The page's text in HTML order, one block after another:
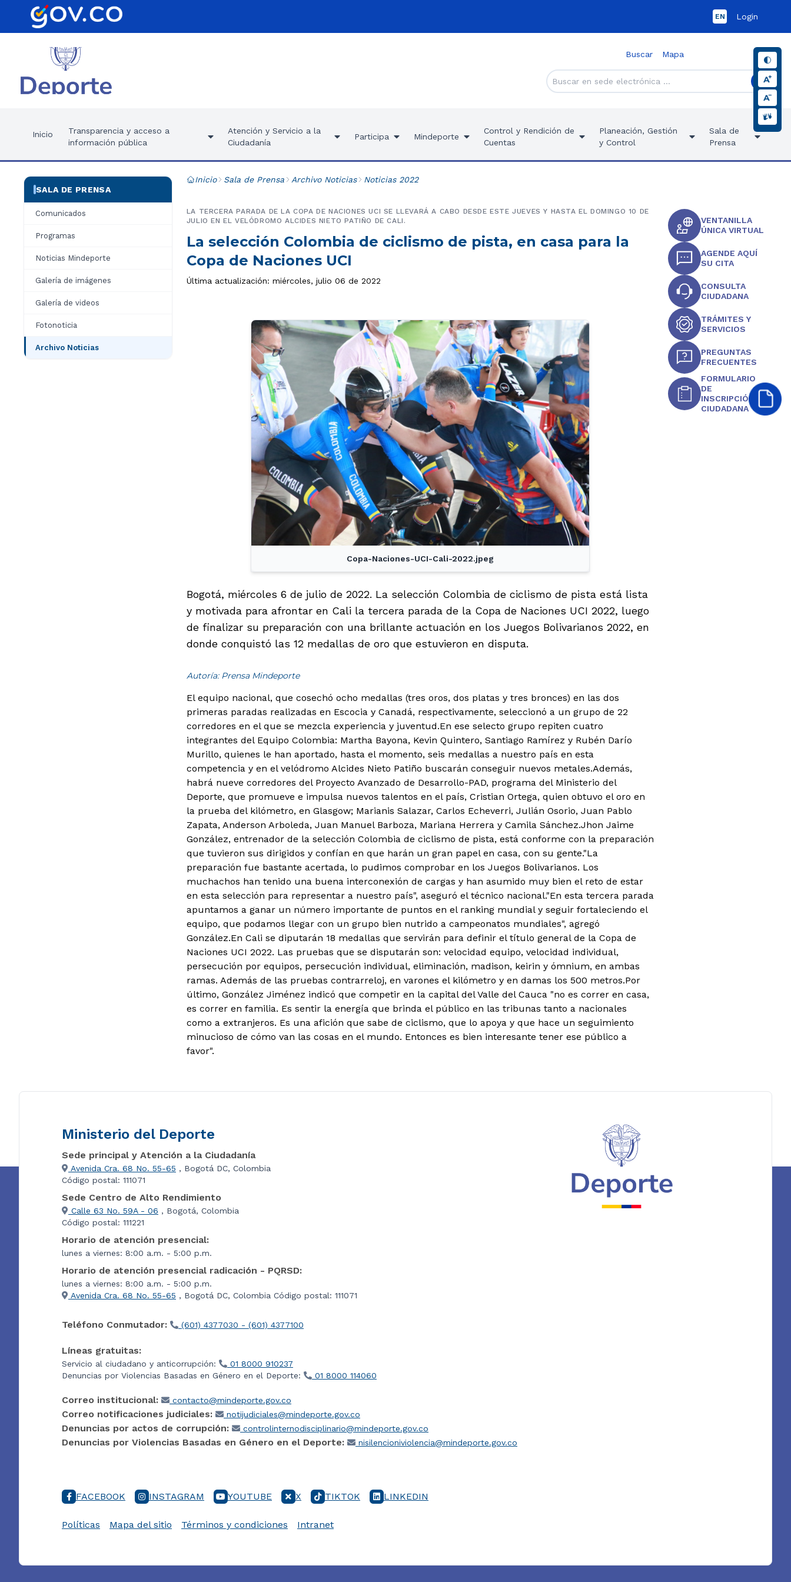
EN Login
Buscar Mapa
Inicio
Transparencia y acceso a
información pública
Atención y Servicio a la
Ciudadanía
Participa Mindeporte
Control y Rendición de
Cuentas
Planeación, Gestión
y Control
Sala de
Prensa
SALA DE PRENSA
Comunicados
Programas
Noticias Mindeporte
Galería de imágenes
Galería de videos
Fotonoticia
Archivo Noticias
Inicio Sala de Prensa Archivo Noticias Noticias 2022
La selección Colombia de ciclismo de pista, en casa para la
Copa de Naciones UCI
LA TERCERA PARADA DE LA COPA DE NACIONES UCI SE LLEVARÁ A CABO DESDE ESTE JUEVES Y HASTA EL DOMINGO 10 DE
JULIO EN EL VELÓDROMO ALCIDES NIETO PATIÑO DE CALI.
Última actualización: miércoles, julio 06 de 2022
Copa-Naciones-UCI-Cali-2022.jpeg
Bogotá, miércoles 6 de julio de 2022. La selección Colombia de ciclismo de pista está lista
y motivada para afrontar en Cali la tercera parada de la Copa de Naciones UCI 2022, luego
de finalizar su preparación con una brillante actuación en los Juegos Bolivarianos 2022, en
donde conquistó las 12 medallas de oro que estuvieron en disputa.
Autoría: Prensa Mindeporte
El equipo nacional, que cosechó ocho medallas (tres oros, dos platas y tres bronces) en las dos
primeras paradas realizadas en Escocia y Canadá, respectivamente, seleccionó a un grupo de 22
corredores en el que se mezcla experiencia y juventud.En ese selecto grupo repiten cuatro
integrantes del Equipo Colombia: Martha Bayona, Kevin Quintero, Santiago Ramírez y Rubén Darío
Murillo, quienes le han aportado, hasta el momento, seis medallas a nuestro país en esta
competencia y en el velódromo Alcides Nieto Patiño buscarán conseguir nuevos metales.Además,
habrá nueve corredores del Proyecto Avanzado de Desarrollo-PAD, programa del Ministerio del
Deporte, que promueve e impulsa nuevos talentos en el país, Cristian Ortega, quien obtuvo el oro en
la prueba del kilómetro, en Glasgow; Marianis Salazar, Carlos Echeverri, Julián Osorio, Juan Pablo
Zapata, Anderson Arboleda, Juan Manuel Barboza, Mariana Herrera y Camila Sánchez.Jhon Jaime
González, entrenador de la selección Colombia de ciclismo de pista, está conforme con la preparación
que tuvieron sus dirigidos y confían en que harán un gran papel en casa, con su gente."La
preparación fue bastante acertada, lo pudimos comprobar en los Juegos Bolivarianos. Los
muchachos han tenido una buena interconexión de cargas y han asumido muy bien el reto de estar
en esta selección para representar a nuestro país", aseguró el técnico nacional."En esta tercera parada
apuntamos a ganar un número importante de puntos en el ranking mundial y seguir fortaleciendo el
equipo, que podamos llegar con un grupo bien nutrido a campeonatos mundiales", agregó
González.En Cali se diputarán 18 medallas que servirán para definir el título general de la Copa de
Naciones UCI 2022. Las pruebas que se disputarán son: velocidad equipo, velocidad individual,
persecución por equipos, persecución individual, eliminación, madison, keirin y ómnium, en ambas
ramas. Además de las pruebas contrarreloj, en varones el kilómetro y en damas los 500 metros.Por
último, González Jiménez indicó que competir en la capital del Valle del Cauca "no es correr en casa,
es correr en familia. Es sentir la energía que brinda el público en las tribunas tanto a nacionales
como a extranjeros. Es una afición que sabe de ciclismo, que lo apoya y que hace un seguimiento
minucioso de cómo van las cosas en el mundo. Entonces es bien interesante tener ese público a
favor".
VENTANILLA
ÚNICA VIRTUAL
AGENDE AQUÍ
SU CITA
CONSULTA
CIUDADANA
TRÁMITES Y
SERVICIOS
PREGUNTAS
FRECUENTES
FORMULARIO
DE
INSCRIPCIÓN
CIUDADANA
Ministerio del Deporte
Sede principal y Atención a la Ciudadanía
Avenida Cra. 68 No. 55-65 , Bogotá DC, Colombia
Código postal: 111071
Sede Centro de Alto Rendimiento
Calle 63 No. 59A - 06 , Bogotá, Colombia
Código postal: 111221
Horario de atención presencial:
lunes a viernes: 8:00 a.m. - 5:00 p.m.
Horario de atención presencial radicación - PQRSD:
lunes a viernes: 8:00 a.m. - 5:00 p.m.
Avenida Cra. 68 No. 55-65 , Bogotá DC, Colombia Código postal: 111071
Teléfono Conmutador: (601) 4377030 - (601) 4377100
Líneas gratuitas:
Servicio al ciudadano y anticorrupción:
01 8000 910237
Denuncias por Violencias Basadas en Género en el Deporte:
01 8000 114060
Correo institucional: contacto@mindeporte.gov.co
Correo notificaciones judiciales: notijudiciales@mindeporte.gov.co
Denuncias por actos de corrupción: controlinternodisciplinario@mindeporte.gov.co
Denuncias por Violencias Basadas en Género en el Deporte: nisilencioniviolencia@mindeporte.gov.co
FACEBOOK INSTAGRAM YOUTUBE X TIKTOK LINKEDIN
Políticas Mapa del sitio Términos y condiciones Intranet